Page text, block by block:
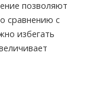
позволяют
сравнению с
избегать